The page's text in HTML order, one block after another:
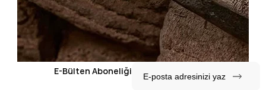
E-Bülten Aboneliği